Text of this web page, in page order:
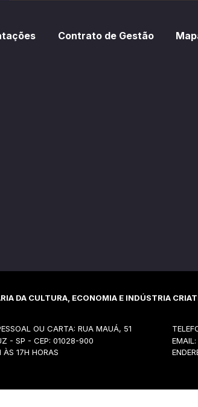
Contrato de Gestão
DA CULTURA, ECONOMIA E INDÚSTRIA
OU CARTA: RUA MAUÁ, 51
- SP - CEP: 01028-900
17H HORAS
EMAIL: